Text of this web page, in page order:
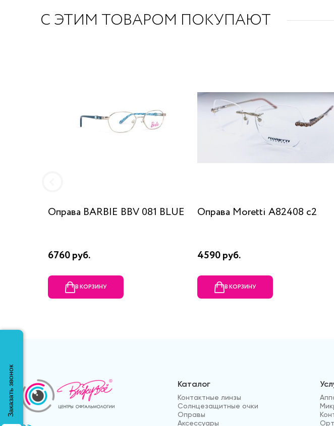
С ЭТИМ ТОВАРОМ ПОКУПАЮТ
Оправа BARBIE BBV 081 BLUE
6760 руб.
В КОРЗИНУ
Оправа Moretti A82408 c2
4590 руб.
В КОРЗИНУ
Каталог
Контактные линзы
Солнцезащитные очки
Оправы
Аксессуары
Заказать звонок